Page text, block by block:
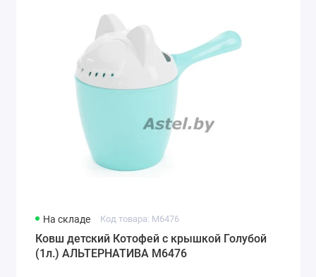
На складе Код товара: М6476
Ковш детский Котофей с крышкой Голубой
(1л.) АЛЬТЕРНАТИВА М6476